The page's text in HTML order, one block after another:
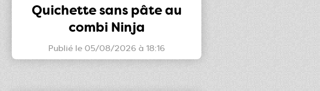
Quichette sans pâte au
combi Ninja
Publié le 05/08/2026 à 18:16